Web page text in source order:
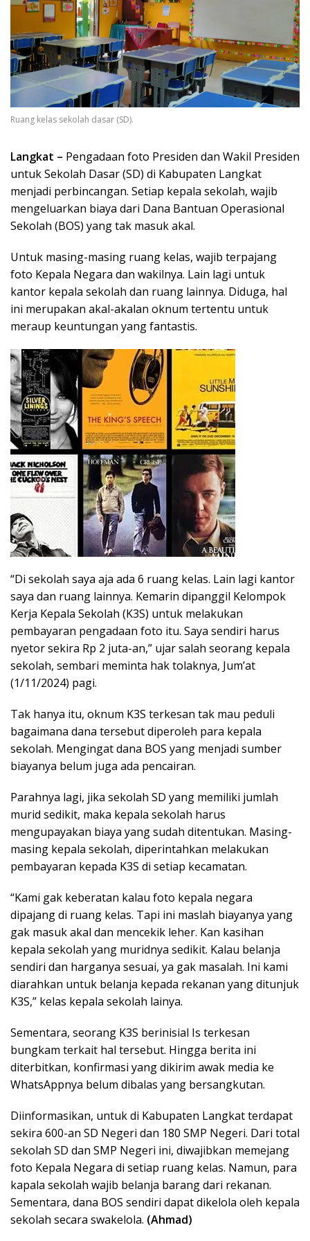
Ruang kelas sekolah dasar (SD).
Langkat – Pengadaan foto Presiden dan Wakil Presiden
untuk Sekolah Dasar (SD) di Kabupaten Langkat
menjadi perbincangan. Setiap kepala sekolah, wajib
mengeluarkan biaya dari Dana Bantuan Operasional
Sekolah (BOS) yang tak masuk akal.
Untuk masing-masing ruang kelas, wajib terpajang
foto Kepala Negara dan wakilnya. Lain lagi untuk
kantor kepala sekolah dan ruang lainnya. Diduga, hal
ini merupakan akal-akalan oknum tertentu untuk
meraup keuntungan yang fantastis.
“Di sekolah saya aja ada 6 ruang kelas. Lain lagi kantor
saya dan ruang lainnya. Kemarin dipanggil Kelompok
Kerja Kepala Sekolah (K3S) untuk melakukan
pembayaran pengadaan foto itu. Saya sendiri harus
nyetor sekira Rp 2 juta-an,” ujar salah seorang kepala
sekolah, sembari meminta hak tolaknya, Jum’at
(1/11/2024) pagi.
Tak hanya itu, oknum K3S terkesan tak mau peduli
bagaimana dana tersebut diperoleh para kepala
sekolah. Mengingat dana BOS yang menjadi sumber
biayanya belum juga ada pencairan.
Parahnya lagi, jika sekolah SD yang memiliki jumlah
murid sedikit, maka kepala sekolah harus
mengupayakan biaya yang sudah ditentukan. Masing-
masing kepala sekolah, diperintahkan melakukan
pembayaran kepada K3S di setiap kecamatan.
“Kami gak keberatan kalau foto kepala negara
dipajang di ruang kelas. Tapi ini maslah biayanya yang
gak masuk akal dan mencekik leher. Kan kasihan
kepala sekolah yang muridnya sedikit. Kalau belanja
sendiri dan harganya sesuai, ya gak masalah. Ini kami
diarahkan untuk belanja kepada rekanan yang ditunjuk
K3S,” kelas kepala sekolah lainya.
Sementara, seorang K3S berinisial Is terkesan
bungkam terkait hal tersebut. Hingga berita ini
diterbitkan, konfirmasi yang dikirim awak media ke
WhatsAppnya belum dibalas yang bersangkutan.
Diinformasikan, untuk di Kabupaten Langkat terdapat
sekira 600-an SD Negeri dan 180 SMP Negeri. Dari total
sekolah SD dan SMP Negeri ini, diwajibkan memejang
foto Kepala Negara di setiap ruang kelas. Namun, para
kapala sekolah wajib belanja barang dari rekanan.
Sementara, dana BOS sendiri dapat dikelola oleh kepala
sekolah secara swakelola. (Ahmad)